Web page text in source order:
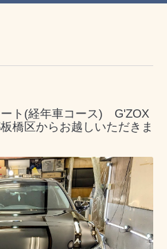
ート(経年車コース) G'ZOX
橋区からお越しいただきま